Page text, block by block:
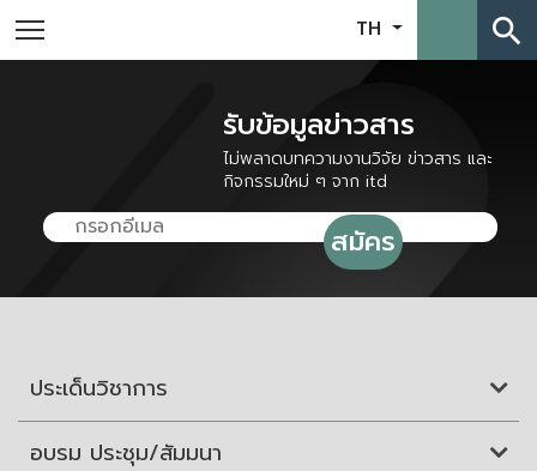
TH search
รับข้อมูลข่าวสาร
ไม่พลาดบทความงานวิจัย ข่าวสาร และ
กิจกรรมใหม่ ๆ จาก itd
ประเด็นวิชาการ
อบรม ประชุม/สัมมนา